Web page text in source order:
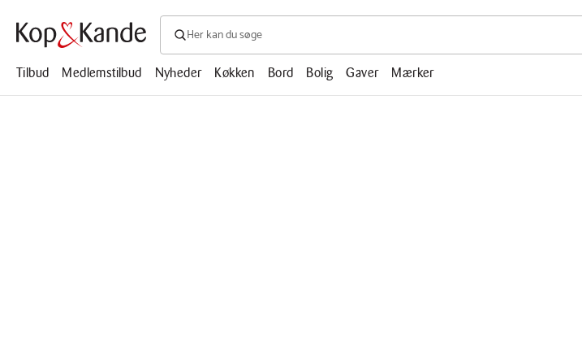
Søg efter produkter, artikler, opskrifter, mm.
Søg
efter
artikler,
Tilbud
Medlemstilbud Nyheder Køkken Bord Bolig Gaver Mærker